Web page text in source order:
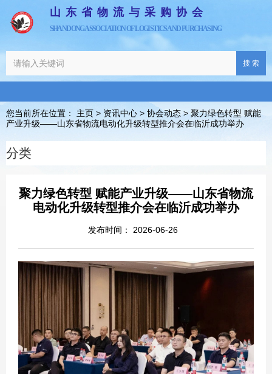
山东省物流与采购协会
SHANDONG ASSOCIATION OF LOGISTICS AND PURCHASING
搜 索
您当前所在位置： 主页 > 资讯中心 > 协会动态 > 聚力绿色转型 赋能
产业升级——山东省物流电动化升级转型推介会在临沂成功举办
分类
聚力绿色转型 赋能产业升级——山东省物流
电动化升级转型推介会在临沂成功举办
发布时间： 2026-06-26